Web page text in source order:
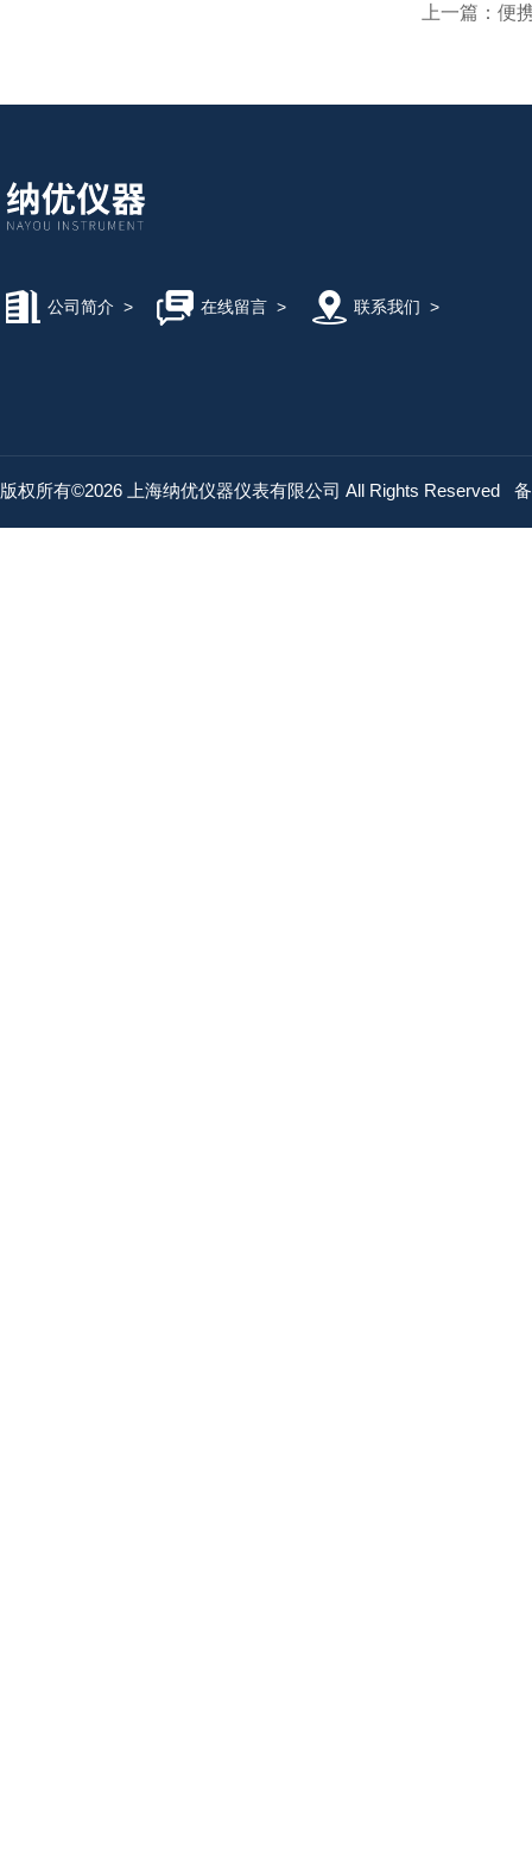
上一篇： 便
公司简介 > 在线留言> 联系我们 >
版权所有©2026 上海纳优仪器仪表有限公司 All Rights Reserved